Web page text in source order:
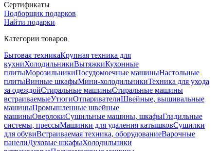
Сертификаты
Подборщик подарков
Найти подарки
Категории товаров
Бытовая техникаКрупная техника для
кухниХолодильникиВытяжкиКухонные
плитыМорозильникиПосудомоечные машиныНастольные
плитыВинные шкафыМини-холодильникиТехника для ухода
за одеждойСтиральные машиныСтиральные машины
встраиваемыеУтюгиОтпаривателиШвейные, вышивальные
машиныПромышленные швейные
машиныОверлокиСушильные машины, шкафыГладильные
системы, прессыМашинки для удаления катышковСушилки
для обувиВстраиваемая техника, оборудованиеВарочные
панелиДуховые шкафыХолодильники